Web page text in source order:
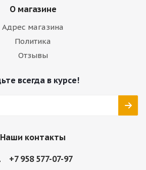
О магазине
Адрес магазина
Политика
Отзывы
всегда в курсе!
Наши контакты
+7 958 577-07-97